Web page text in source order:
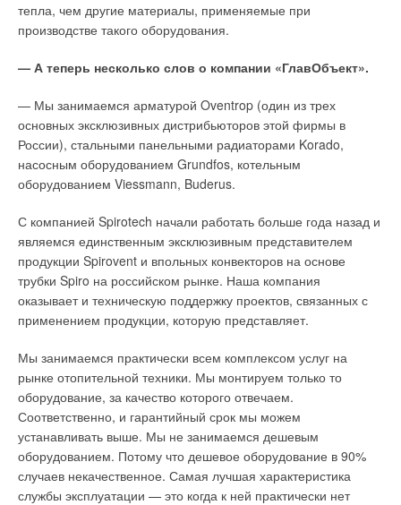
тепла, чем другие материалы, применяемые при
производстве такого оборудования.
— А теперь несколько слов о компании «ГлавОбъект».
— Мы занимаемся арматурой Oventrop (один из трех
основных эксклюзивных дистрибьюторов этой фирмы в
России), стальными панельными радиаторами Korado,
насосным оборудованием Grundfos, котельным
оборудованием Viessmann, Buderus.
С компанией Spirotech начали работать больше года назад и
являемся единственным эксклюзивным представителем
продукции Spirovent и впольных конвекторов на основе
трубки Spiro на российском рынке. Наша компания
оказывает и техническую поддержку проектов, связанных с
применением продукции, которую представляет.
Мы занимаемся практически всем комплексом услуг на
рынке отопительной техники. Мы монтируем только то
оборудование, за качество которого отвечаем.
Соответственно, и гарантийный срок мы можем
устанавливать выше. Мы не занимаемся дешевым
оборудованием. Потому что дешевое оборудование в 90%
случаев некачественное. Самая лучшая характеристика
службы эксплуатации — это когда к ней практически нет